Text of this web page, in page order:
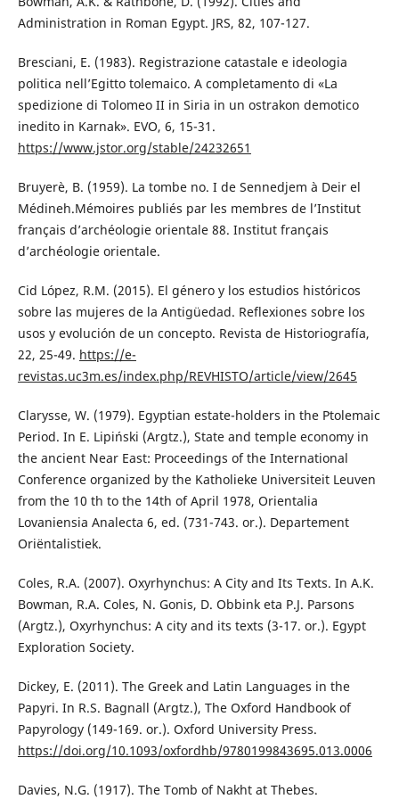
Administration in Roman Egypt. JRS, 82, 107-127.
Bresciani, E. (1983). Registrazione catastale e ideologia
politica nell’Egitto tolemaico. A completamento di «La
spedizione di Tolomeo II in Siria in un ostrakon demotico
inedito in Karnak». EVO, 6, 15-31.
https://www.jstor.org/stable/24232651
Bruyerè, B. (1959). La tombe no. I de Sennedjem à Deir el
Médineh.Mémoires publiés par les membres de l’Institut
français d’archéologie orientale 88. Institut français
d’archéologie orientale.
Cid López, R.M. (2015). El género y los estudios históricos
sobre las mujeres de la Antigüedad. Reflexiones sobre los
usos y evolución de un concepto. Revista de Historiografía,
22, 25-49. https://e-
revistas.uc3m.es/index.php/REVHISTO/article/view/2645
Clarysse, W. (1979). Egyptian estate-holders in the Ptolemaic
Period. In E. Lipiński (Argtz.), State and temple economy in
the ancient Near East: Proceedings of the International
Conference organized by the Katholieke Universiteit Leuven
from the 10 th to the 14th of April 1978, Orientalia
Lovaniensia Analecta 6, ed. (731-743. or.). Departement
Oriëntalistiek.
Coles, R.A. (2007). Oxyrhynchus: A City and Its Texts. In A.K.
Bowman, R.A. Coles, N. Gonis, D. Obbink eta P.J. Parsons
(Argtz.), Oxyrhynchus: A city and its texts (3-17. or.). Egypt
Exploration Society.
Dickey, E. (2011). The Greek and Latin Languages in the
Papyri. In R.S. Bagnall (Argtz.), The Oxford Handbook of
Papyrology (149-169. or.). Oxford University Press.
https://doi.org/10.1093/oxfordhb/9780199843695.013.0006
Davies, N.G. (1917). The Tomb of Nakht at Thebes.